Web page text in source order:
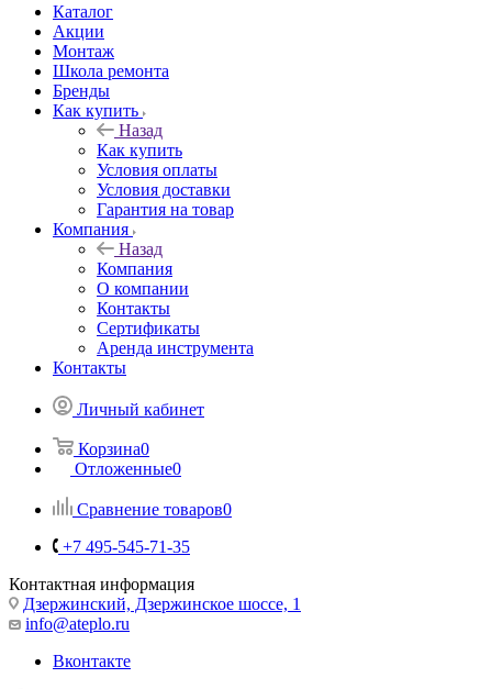
Каталог
Акции
Монтаж
Школа ремонта
Бренды
Как купить
Назад
Как купить
Условия оплаты
Условия доставки
Гарантия на товар
Компания
Назад
Компания
О компании
Контакты
Сертификаты
Аренда инструмента
Контакты
Личный кабинет
Корзина0
Отложенные0
Сравнение товаров0
+7 495-545-71-35
Контактная информация
Дзержинский, Дзержинское шоссе, 1
info@ateplo.ru
Вконтакте